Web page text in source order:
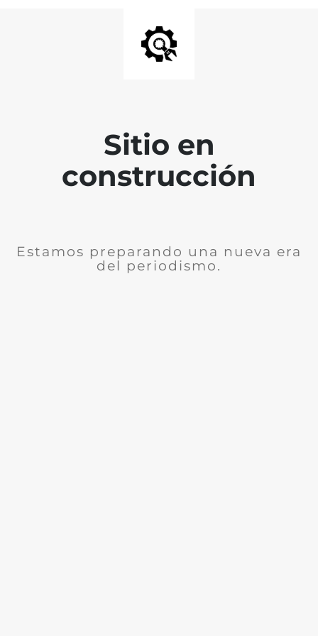
Sitio en
construcción
Estamos preparando una nueva era
del periodismo.